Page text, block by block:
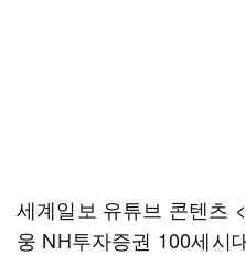
세계일보 유튜브 콘텐츠
웅 NH투자증권 100세시